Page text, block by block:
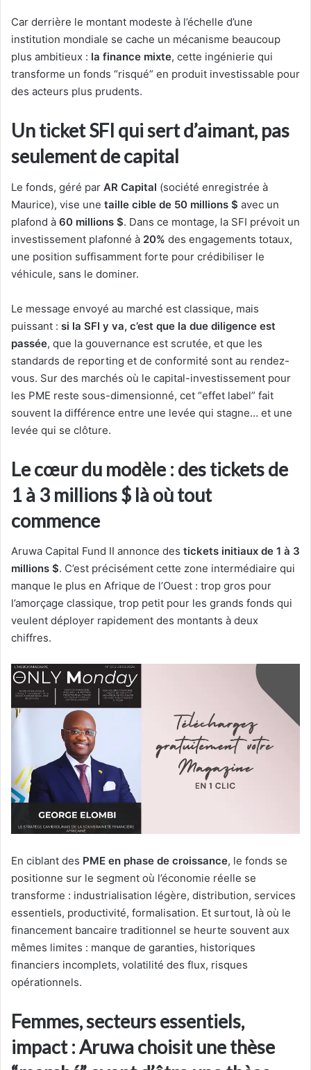
Car derrière le montant modeste à l’échelle d’une
institution mondiale se cache un mécanisme beaucoup
plus ambitieux : la finance mixte, cette ingénierie qui
transforme un fonds “risqué” en produit investissable pour
des acteurs plus prudents.
Un ticket SFI qui sert d’aimant, pas
seulement de capital
Le fonds, géré par AR Capital (société enregistrée à
Maurice), vise une taille cible de 50 millions $ avec un
plafond à 60 millions $. Dans ce montage, la SFI prévoit un
investissement plafonné à 20% des engagements totaux,
une position suffisamment forte pour crédibiliser le
véhicule, sans le dominer.
Le message envoyé au marché est classique, mais
puissant : si la SFI y va, c’est que la due diligence est
passée, que la gouvernance est scrutée, et que les
standards de reporting et de conformité sont au rendez-
vous. Sur des marchés où le capital-investissement pour
les PME reste sous-dimensionné, cet “effet label” fait
souvent la différence entre une levée qui stagne… et une
levée qui se clôture.
Le cœur du modèle : des tickets de
1 à 3 millions $ là où tout
commence
Aruwa Capital Fund II annonce des tickets initiaux de 1 à 3
millions $. C’est précisément cette zone intermédiaire qui
manque le plus en Afrique de l’Ouest : trop gros pour
l’amorçage classique, trop petit pour les grands fonds qui
veulent déployer rapidement des montants à deux
chiffres.
En ciblant des PME en phase de croissance, le fonds se
positionne sur le segment où l’économie réelle se
transforme : industrialisation légère, distribution, services
essentiels, productivité, formalisation. Et surtout, là où le
financement bancaire traditionnel se heurte souvent aux
mêmes limites : manque de garanties, historiques
financiers incomplets, volatilité des flux, risques
opérationnels.
Femmes, secteurs essentiels,
impact : Aruwa choisit une thèse